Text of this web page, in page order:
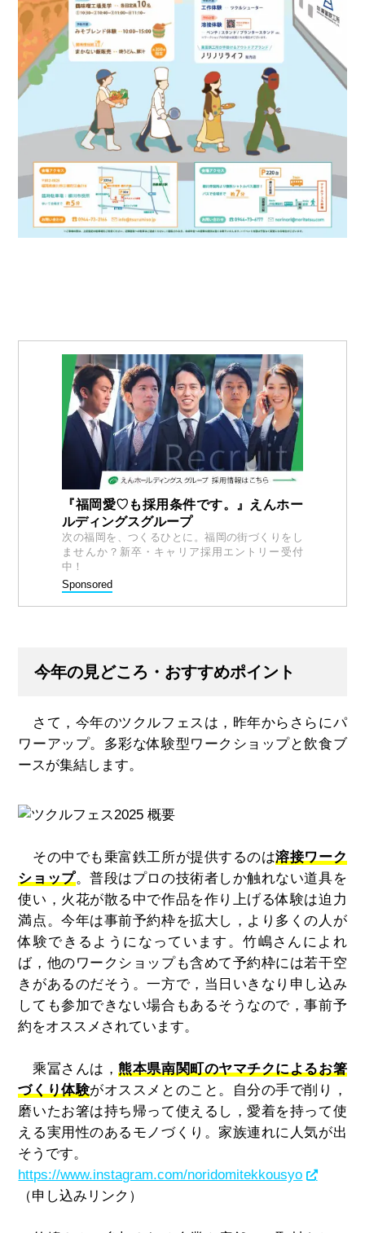
『福岡愛♡も採用条件です。』えんホー
ルディングスグループ
次の福岡を、つくるひとに。福岡の街づくりをし
ませんか？新卒・キャリア採用エントリー受付
中！
Sponsored
今年の見どころ・おすすめポイント
さて，今年のツクルフェスは，昨年からさらにパ
ワーアップ。多彩な体験型ワークショップと飲食ブ
ースが集結します。
その中でも乗富鉄工所が提供するのは溶接ワーク
ショップ。普段はプロの技術者しか触れない道具を
使い，火花が散る中で作品を作り上げる体験は迫力
満点。今年は事前予約枠を拡大し，より多くの人が
体験できるようになっています。竹嶋さんによれ
ば，他のワークショップも含めて予約枠には若干空
きがあるのだそう。一方で，当日いきなり申し込み
しても参加できない場合もあるそうなので，事前予
約をオススメされています。
乘冨さんは，熊本県南関町のヤマチクによるお箸
づくり体験がオススメとのこと。自分の手で削り，
磨いたお箸は持ち帰って使えるし，愛着を持って使
える実用性のあるモノづくり。家族連れに人気が出
そうです。
https://www.instagram.com/noridomitekkousyo
（申し込みリンク）